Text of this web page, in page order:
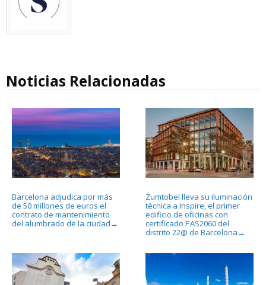
Noticias Relacionadas
Barcelona adjudica por más
de 50 millones de euros el
contrato de mantenimiento
del alumbrado de la ciudad →
Zumtobel lleva su iluminación
técnica a Inspire, el primer
edificio de oficinas con
certificado PAS2060 del
distrito 22@ de Barcelona →